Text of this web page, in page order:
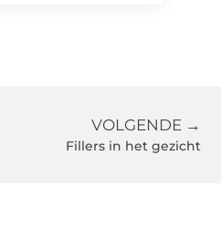
VOLGENDE →
Fillers in het gezicht